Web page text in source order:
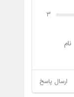
3
ارسال پاسخ